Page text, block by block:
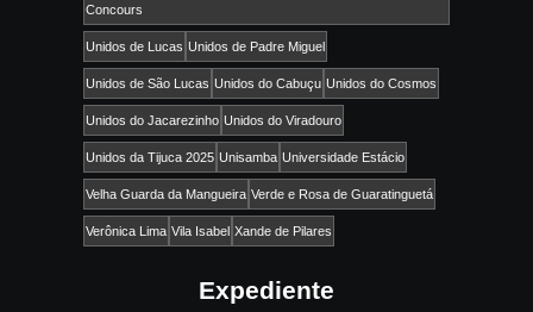
Concours
Unidos de Lucas Unidos de Padre Miguel
Unidos de São Lucas Unidos do Cabuçu Unidos do Cosmos
Unidos do Jacarezinho Unidos do Viradouro
Unidos da Tijuca 2025 Unisamba Universidade Estácio
Velha Guarda da Mangueira Verde e Rosa de Guaratinguetá
Verônica Lima Vila Isabel Xande de Pilares
Expediente